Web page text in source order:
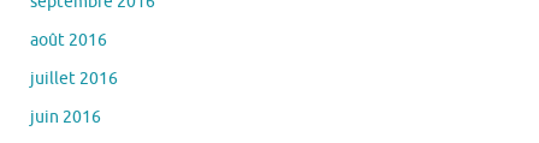
août 2016
juillet 2016
juin 2016